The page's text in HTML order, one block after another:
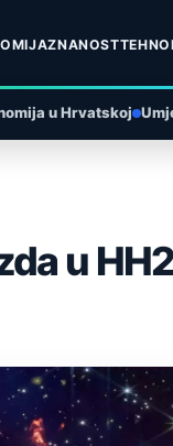
ZNANOST
u Hrvatskoj
u